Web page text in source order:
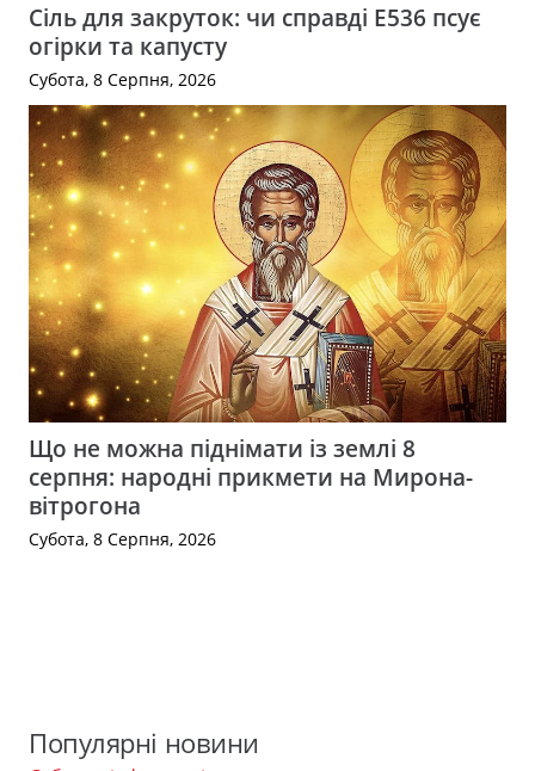
Сіль для закруток: чи справді Е536 псує
огірки та капусту
Субота, 8 Серпня, 2026
Що не можна піднімати із землі 8
серпня: народні прикмети на Мирона-
вітрогона
Субота, 8 Серпня, 2026
Популярні новини